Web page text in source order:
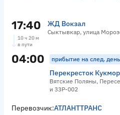
17:40 ЖД Вокзал
Сыктывкар, улица
10 ч 20 м
в пути
04:00 прибытие на след. день
Перекресток Кукмор
Вятские Поляны,
и 33Р-002
Перевозчик:АТЛАНТТРАНС